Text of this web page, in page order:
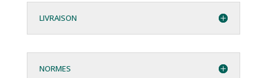
LIVRAISON
NORMES